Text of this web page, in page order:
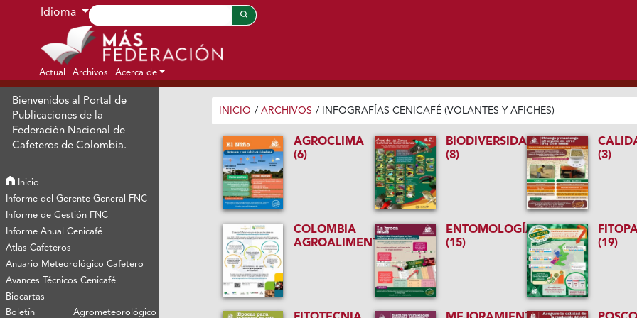
Ir al menú de navegación principal
Ir al contenido principal
Ir al pie de página del sitio
Idioma
Actual Archivos Acerca de
Bienvenidos al Portal de
Publicaciones de la
Federación Nacional de
Cafeteros de Colombia.
Inicio
Informe del Gerente General FNC
Informe de Gestión FNC
Informe Anual Cenicafé
Atlas Cafeteros
Anuario Meteorológico Cafetero
Avances Técnicos Cenicafé
Biocartas
Boletín Agrometeorológico
INICIO / ARCHIVOS / INFOGRAFÍAS CENICAFÉ (VOLANTES Y AFICHES)
AGROCLIMA
(6)
BIODIVERSIDAD
(8)
(3)
COLOMBIA
AGROALIMENTARIA
ENTOMOLOGÍA
(15)
(19)